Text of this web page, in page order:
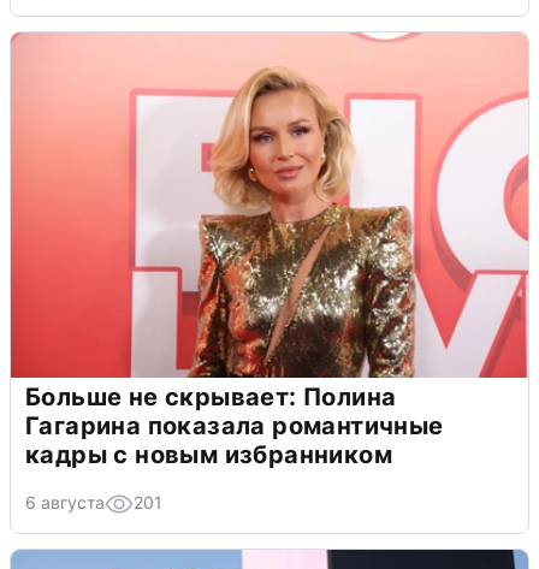
Больше не скрывает: Полина
Гагарина показала романтичные
кадры с новым избранником
6 августа 201